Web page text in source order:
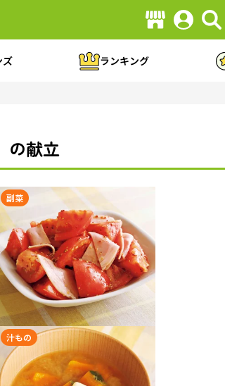
ズ ランキング
の献立
副菜
汁もの